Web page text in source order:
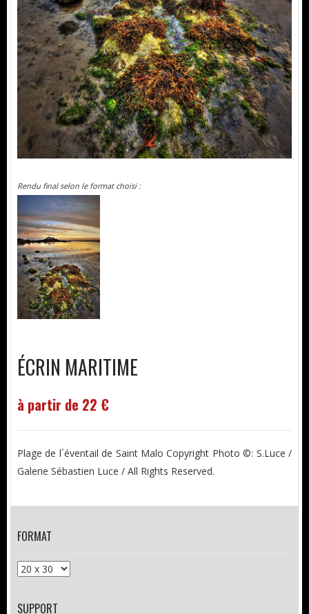
Rendu final selon le format choisi :
ÉCRIN MARITIME
à partir de 22 €
Plage de l´éventail de Saint Malo Copyright Photo ©: S.Luce /
Galerie Sébastien Luce / All Rights Reserved.
FORMAT
SUPPORT